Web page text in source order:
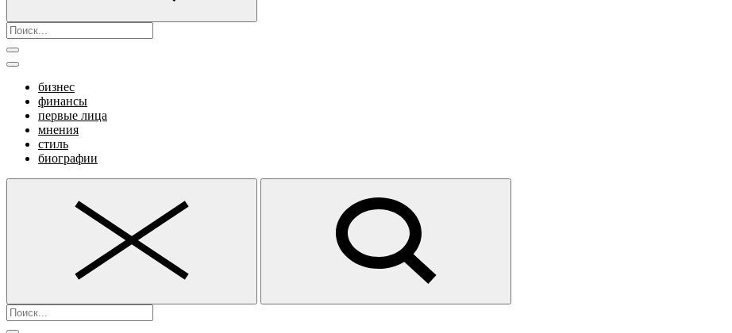
бизнес
финансы
первые лица
мнения
стиль
биографии